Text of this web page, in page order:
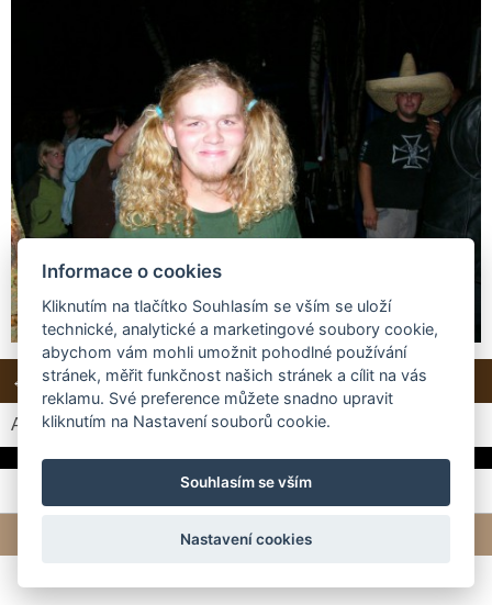
← Předchozí Další → Zpět do složky
Automatické procházení: 3|4|5| 6|7(čas ve vteřinách)
© 2026 eStránky.cz | Tvorba webových stránek
Informace o cookies
Kliknutím na tlačítko Souhlasím se vším se uloží
technické, analytické a marketingové soubory cookie,
abychom vám mohli umožnit pohodlné používání
stránek, měřit funkčnost našich stránek a cílit na vás
reklamu. Své preference můžete snadno upravit
kliknutím na Nastavení souborů cookie.
Souhlasím se vším
Nastavení cookies